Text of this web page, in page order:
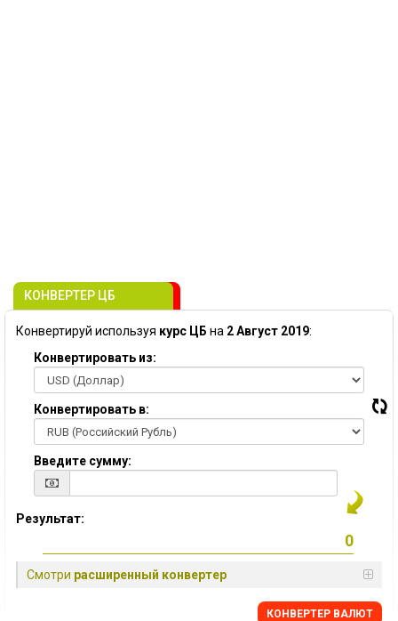
КОНВЕРТЕР ЦБ
Конвертируй используя курс ЦБ на 2 Август 2019:
Конвертировать из:
Конвертировать в:
Введите сумму:
Результат:
Смотри расширенный конвертер
КОНВЕРТЕР ВАЛЮТ